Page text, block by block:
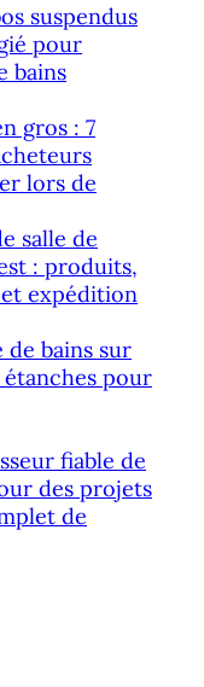
suspendus
pour
bains
gros : 7
lors de
salle de
: produits,
expédition
de bains sur
pour
fiable de
des projets
de